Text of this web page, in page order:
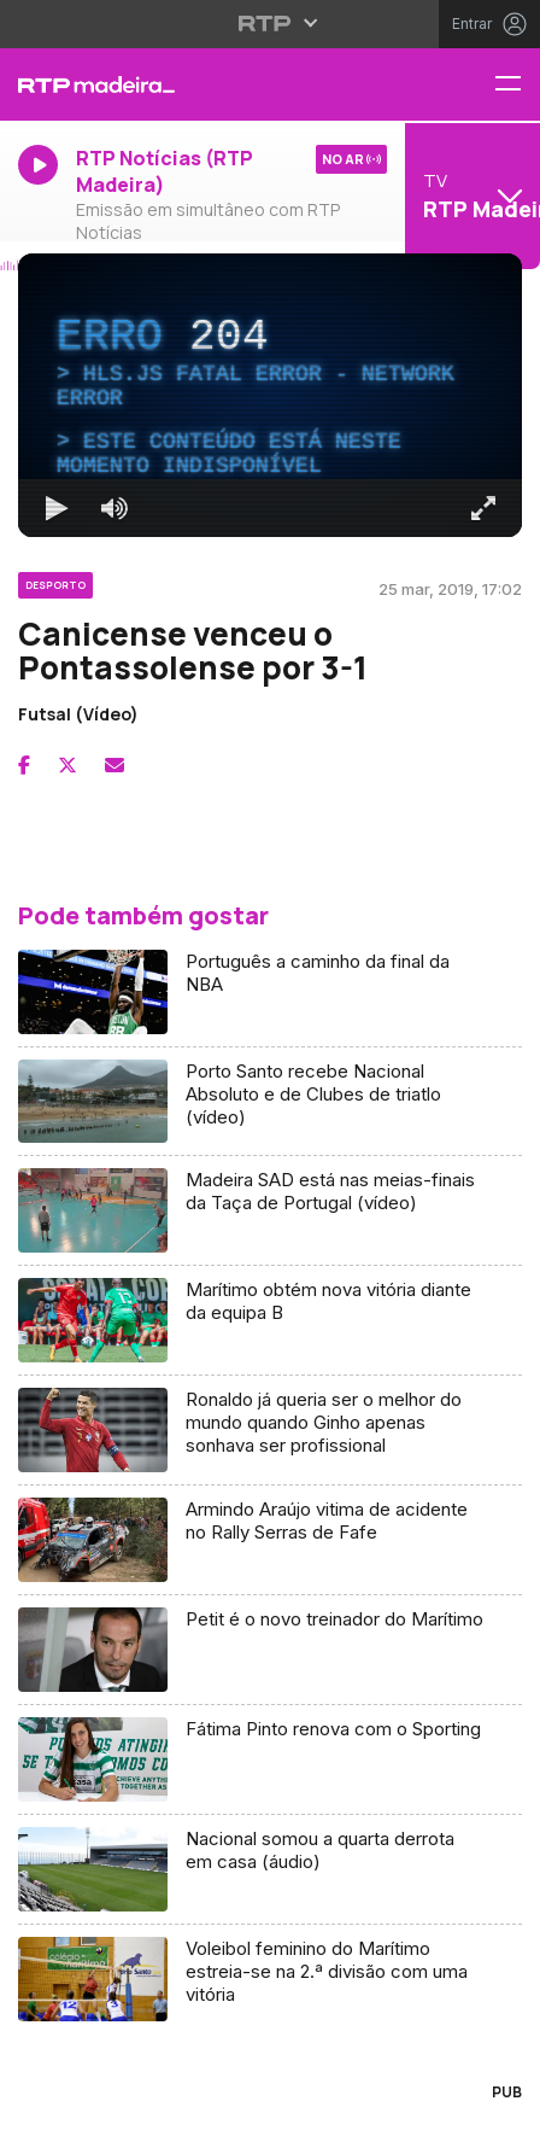
Entrar
RTP Notícias (RTP
Madeira)
Emissão em simultâneo com RTP
Notícias
NO AR
TV
RTP
ERRO204
HLS.JS FATAL ERROR - NETWORK
ERROR
ESTE CONTEÚDO ESTÁ NESTE
MOMENTO INDISPONÍVEL
DESPORTO 25 mar, 2019, 17:02
Canicense venceu o
Pontassolense por 3-1
Futsal (Vídeo)
Pode também gostar
Português a caminho da final da
NBA
Porto Santo recebe Nacional
Absoluto e de Clubes de triatlo
(vídeo)
Madeira SAD está nas meias-finais
da Taça de Portugal (vídeo)
Marítimo obtém nova vitória diante
da equipa B
Ronaldo já queria ser o melhor do
mundo quando Ginho apenas
sonhava ser profissional
Armindo Araújo vitima de acidente
no Rally Serras de Fafe
Petit é o novo treinador do Marítimo
Fátima Pinto renova com o Sporting
Nacional somou a quarta derrota
em casa (áudio)
Voleibol feminino do Marítimo
estreia-se na 2.ª divisão com uma
vitória
PUB